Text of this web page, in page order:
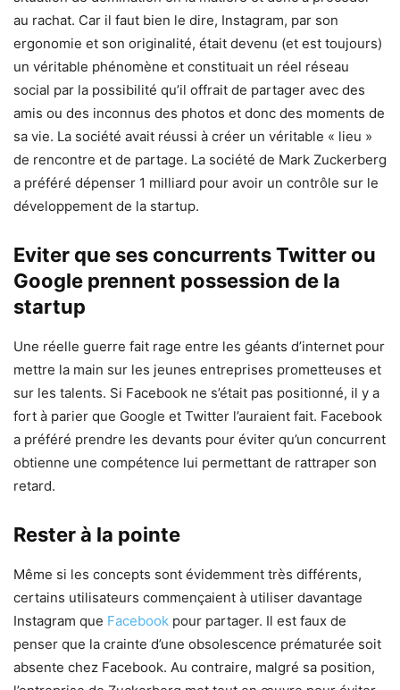
au rachat. Car il faut bien le dire, Instagram, par son
ergonomie et son originalité, était devenu (et est toujours)
un véritable phénomène et constituait un réel réseau
social par la possibilité qu’il offrait de partager avec des
amis ou des inconnus des photos et donc des moments de
sa vie. La société avait réussi à créer un véritable « lieu »
de rencontre et de partage. La société de Mark Zuckerberg
a préféré dépenser 1 milliard pour avoir un contrôle sur le
développement de la startup.
Eviter que ses concurrents Twitter ou
Google prennent possession de la
startup
Une réelle guerre fait rage entre les géants d’internet pour
mettre la main sur les jeunes entreprises prometteuses et
sur les talents. Si Facebook ne s’était pas positionné, il y a
fort à parier que Google et Twitter l’auraient fait. Facebook
a préféré prendre les devants pour éviter qu’un concurrent
obtienne une compétence lui permettant de rattraper son
retard.
Rester à la pointe
Même si les concepts sont évidemment très différents,
certains utilisateurs commençaient à utiliser davantage
Instagram que Facebook pour partager. Il est faux de
penser que la crainte d’une obsolescence prématurée soit
absente chez Facebook. Au contraire, malgré sa position,